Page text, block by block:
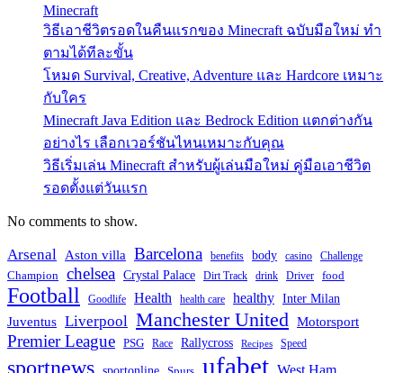
Minecraft
วิธีเอาชีวิตรอดในคืนแรกของ Minecraft ฉบับมือใหม่ ทำ
ตามได้ทีละขั้น
โหมด Survival, Creative, Adventure และ Hardcore เหมาะ
กับใคร
Minecraft Java Edition และ Bedrock Edition แตกต่างกัน
อย่างไร เลือกเวอร์ชันไหนเหมาะกับคุณ
วิธีเริ่มเล่น Minecraft สำหรับผู้เล่นมือใหม่ คู่มือเอาชีวิต
รอดตั้งแต่วันแรก
No comments to show.
Arsenal Aston villa Barcelona benefits body casino Challenge
Champion chelsea Crystal Palace Dirt Track drink Driver food
Football Goodlife Health health care healthy Inter Milan
Juventus Liverpool Manchester United Motorsport
Premier League PSG Race Rallycross Recipes Speed
sportnews ufabet